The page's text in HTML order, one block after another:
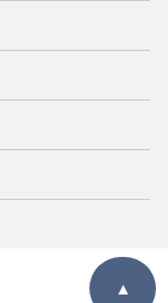
▲